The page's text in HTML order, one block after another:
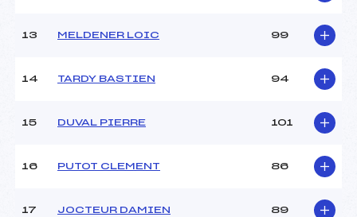
13 MELDENER LOIC 99
14 TARDY BASTIEN 94
15 DUVAL PIERRE 101
16 PUTOT CLEMENT 86
17 JOCTEUR DAMIEN 89